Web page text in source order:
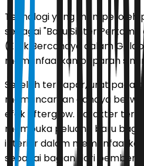
Teknologi yang memperoleh
sebagai "Batu Sinter Pertama
(Efek Bercahaya dalam
memanfaatkan paparan
Setelah terpapar, urat pada
memancarkan cahaya
efek afterglow. Karakter
membuka peluang baru bagi
interior dalam
sebagai bagian dari